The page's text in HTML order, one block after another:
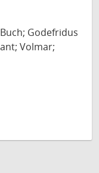
Godefridus
Volmar;